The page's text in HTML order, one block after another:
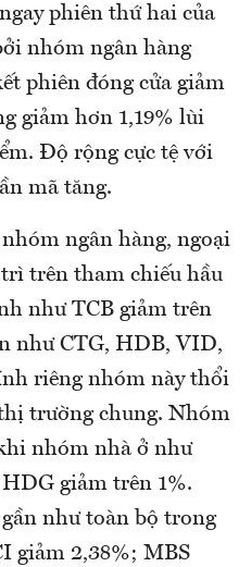
phiên thứ hai của
nhóm ngân hàng
phiên đóng cửa giảm
giảm hơn 1,19% lùi
Độ rộng cực tệ với
mã tăng.
ngân hàng, ngoại
trên tham chiếu hầu
như TCB giảm trên
như CTG, HDB, VID,
riêng nhóm này thổi
trường chung. Nhóm
nhóm nhà ở như
giảm trên 1%.
như toàn bộ trong
giảm 2,38%; MBS